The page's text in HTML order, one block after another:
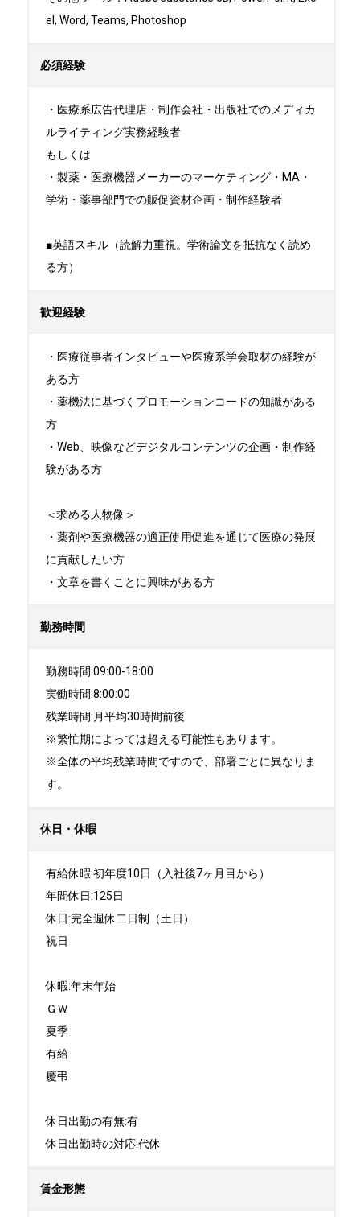
el, Word, Teams, Photoshop
必須経験
・医療系広告代理店・制作会社・出版社でのメディカ
ルライティング実務経験者
もしくは
・製薬・医療機器メーカーのマーケティング・MA・
学術・薬事部門での販促資材企画・制作経験者
■英語スキル（読解力重視。学術論文を抵抗なく読め
る方）
歓迎経験
・医療従事者インタビューや医療系学会取材の経験が
ある方
・薬機法に基づくプロモーションコードの知識がある
方
・Web、映像などデジタルコンテンツの企画・制作経
験がある方
＜求める人物像＞
・薬剤や医療機器の適正使用促進を通じて医療の発展
に貢献したい方
・文章を書くことに興味がある方
勤務時間
勤務時間:09:00-18:00
実働時間:8:00:00
残業時間:月平均30時間前後
※繁忙期によっては超える可能性もあります。
※全体の平均残業時間ですので、部署ごとに異なりま
す。
休日・休暇
有給休暇:初年度10日（入社後7ヶ月目から）
年間休日:125日
休日:完全週休二日制（土日）
祝日
休暇:年末年始
ＧＷ
夏季
有給
慶弔
休日出勤の有無:有
休日出勤時の対応:代休
賃金形態